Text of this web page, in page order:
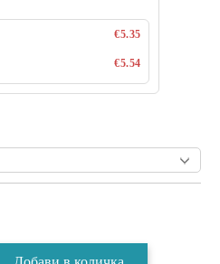
€5.35
€5.54